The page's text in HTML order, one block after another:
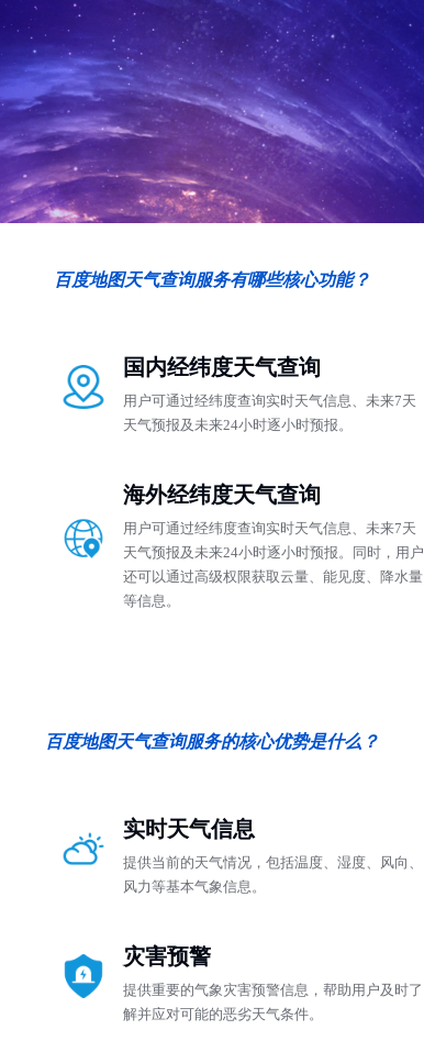
百度地图天气查询服务有哪些核心功能？
国内经纬度天气查询
用户可通过经纬度查询实时天气信息、未来7天
天气预报及未来24小时逐小时预报。
海外经纬度天气查询
用户可通过经纬度查询实时天气信息、未来7天
天气预报及未来24小时逐小时预报。同时，用户
还可以通过高级权限获取云量、能见度、降水量
等信息。
百度地图天气查询服务的核心优势是什么？
实时天气信息
提供当前的天气情况，包括温度、湿度、风向、
风力等基本气象信息。
灾害预警
提供重要的气象灾害预警信息，帮助用户及时了
解并应对可能的恶劣天气条件。